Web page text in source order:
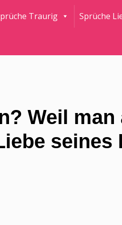
Traurig Sprüche
Weil man
seines